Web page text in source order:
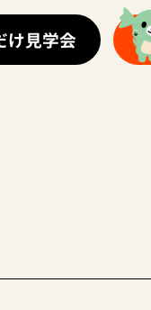
け見学会